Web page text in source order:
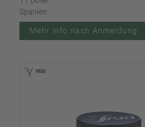
Spanien
Mehr Info nach Anmeldung